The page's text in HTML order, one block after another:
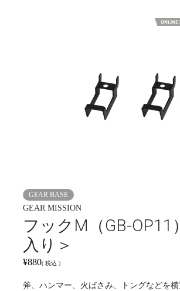
GEAR BASE
GEAR MISSION
フックM（GB-OP11
入り＞
¥880 税込
斧、ハンマー、火ばさみ、トングなどを